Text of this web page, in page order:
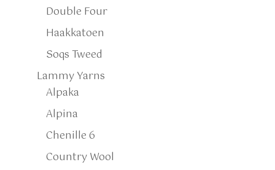
Double Four
Haakkatoen
Soqs Tweed
Lammy Yarns
Alpaka
Alpina
Chenille 6
Country Wool